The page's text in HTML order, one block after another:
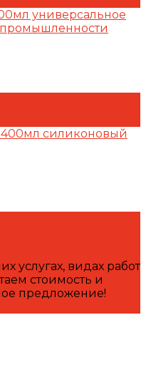
универсальное
400мл силиконовый
услугах, видах работ
стоимость и
предложение!